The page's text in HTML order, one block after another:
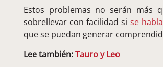
Estos problemas no serán más
sobrellevar con facilidad si se
que se puedan generar
Lee también:Tauro y Leo